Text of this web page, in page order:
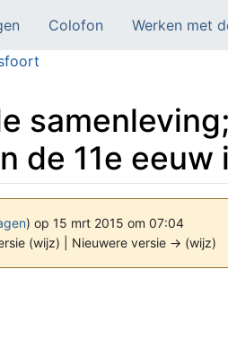
Colofon
Werken met
de 11e eeuw
) op 15 mrt 2015 om 07:04
(wijz) | Nieuwere versie → (wijz)